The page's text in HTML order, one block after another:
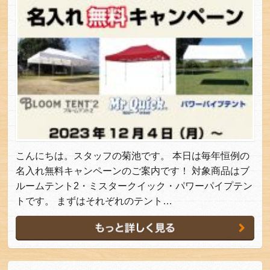
こんにちは。スタッフの菊池です。 本日は毎年恒例の
名入れ無料キャンペーンのご案内です！ 対象商品はブ
ルームテント2・ミスタークイック・パワーパイプテン
トです。 まずはそれぞれのテント…